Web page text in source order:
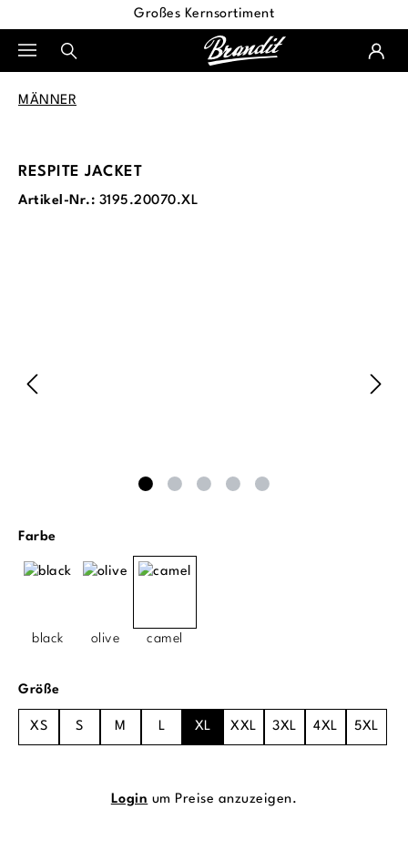
Großes Kernsortiment
MÄNNER
RESPITE JACKET
Artikel-Nr.: 3195.20070.XL
Farbeauswählen
black olive camel
Größeauswählen
XS S M L XL XXL 3XL 4XL 5XL
Login um Preise anzuzeigen.